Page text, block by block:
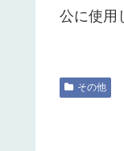
公に使用
その他